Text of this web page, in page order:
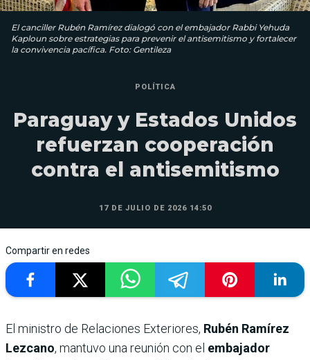
El canciller Rubén Ramírez dialogó con el embajador Rabbi Yehuda
Kaploun sobre estrategias para prevenir el antisemitismo y fortalecer
la convivencia pacífica. Foto: Gentileza
POLÍTICA
Paraguay y Estados Unidos
refuerzan cooperación
contra el antisemitismo
17 DE JULIO DE 2026 14:50
Compartir en redes
El ministro de Relaciones Exteriores, Rubén Ramírez
Lezcano, mantuvo una reunión con el embajador